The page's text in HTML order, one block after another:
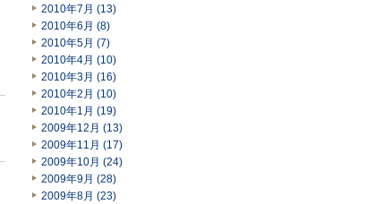
2010年7月 (13)
2010年6月 (8)
2010年5月 (7)
2010年4月 (10)
2010年3月 (16)
2010年2月 (10)
2010年1月 (19)
2009年12月 (13)
2009年11月 (17)
2009年10月 (24)
2009年9月 (28)
2009年8月 (23)